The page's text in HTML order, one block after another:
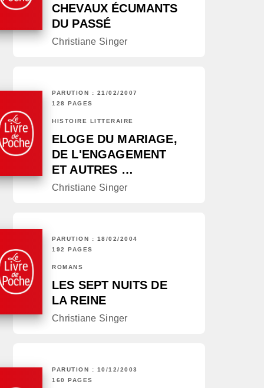
CHEVAUX ÉCUMANTS
DU PASSÉ
Christiane Singer
PARUTION : 21/02/2007
128 PAGES
HISTOIRE LITTÉRAIRE
ELOGE DU MARIAGE,
DE L'ENGAGEMENT
ET AUTRES …
Christiane Singer
PARUTION : 18/02/2004
192 PAGES
ROMANS
LES SEPT NUITS DE
LA REINE
Christiane Singer
PARUTION : 10/12/2003
160 PAGES